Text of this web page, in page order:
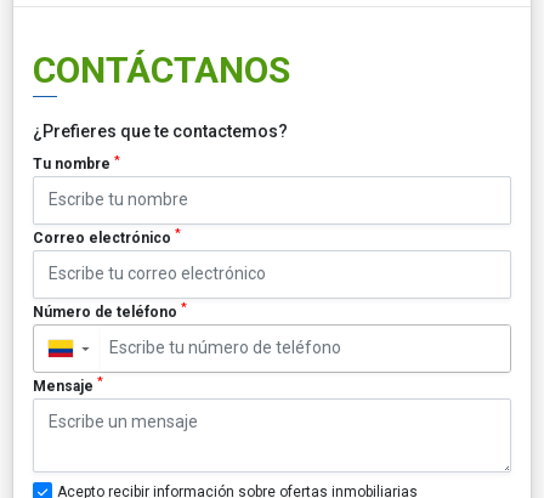
CONTÁCTANOS
¿Prefieres que te contactemos?
Tu nombre *
Correo electrónico *
Número de teléfono *
▼
Mensaje *
Acepto recibir información sobre ofertas inmobiliarias